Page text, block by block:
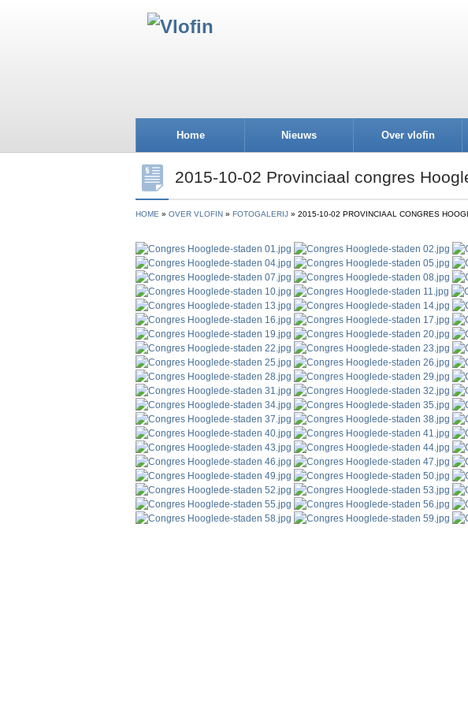
Home Nieuws Over vlofin
2015-10-02 Provinciaal congres
HOME OVER VLOFIN FOTOGALERIJ 2015-10-02 PROVINCIAAL CONGRES